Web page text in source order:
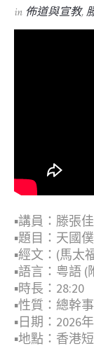
in 佈道與宣教,
▪︎講員：滕張
▪︎題目：天國
▪︎經文：(馬太
▪︎語言：粤語 (
▪︎時長：28:20
▪︎性質：總幹
▪︎日期：2026
▪︎地點：香港